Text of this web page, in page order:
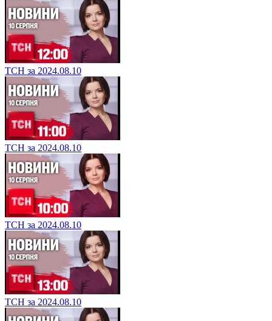
ТСН за 2024.08.10
ТСН за 2024.08.10
ТСН за 2024.08.10
ТСН за 2024.08.10